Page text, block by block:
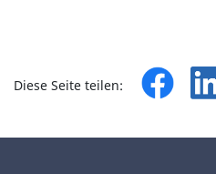
Diese Seite teilen: